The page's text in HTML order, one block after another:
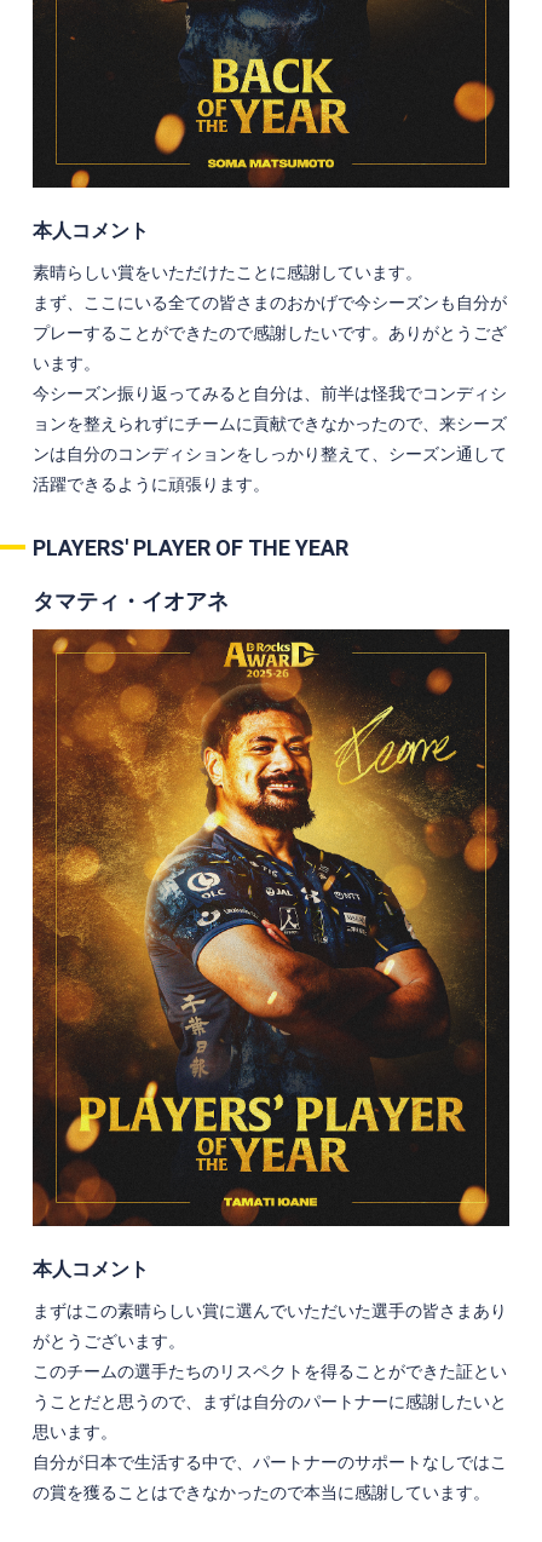
本人コメント
素晴らしい賞をいただけたことに感謝しています。
まず、ここにいる全ての皆さまのおかげで今シーズンも自分が
プレーすることができたので感謝したいです。ありがとうござ
います。
今シーズン振り返ってみると自分は、前半は怪我でコンディシ
ョンを整えられずにチームに貢献できなかったので、来シーズ
ンは自分のコンディションをしっかり整えて、シーズン通して
活躍できるように頑張ります。
PLAYERS' PLAYER OF THE YEAR
タマティ・イオアネ
本人コメント
まずはこの素晴らしい賞に選んでいただいた選手の皆さまあり
がとうございます。
このチームの選手たちのリスペクトを得ることができた証とい
うことだと思うので、まずは自分のパートナーに感謝したいと
思います。
自分が日本で生活する中で、パートナーのサポートなしではこ
の賞を獲ることはできなかったので本当に感謝しています。